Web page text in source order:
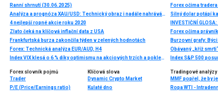
Ranní shrnutí (30.06.2025)
Analýza a prognóza XAU/USD: Technický obraz i nadále nahrává medvědům
4 nejlepší ropné akcie roku 2020
Zlato čeká na klíčová inflační data z USA
Frankfurtská burza zakončila týden v zelených hodnotách
Forex: Technická analýza EUR/AUD, H4
Index VIX klesá o 6 % díky optimismu na akciových trzích a poklesu cen ropy 📉
Forex očima tradera
Silný dolar potápí
Forex očima
Burzovní grafy:
Obávaný „kříž
Index S&P 500
Forex slovník pojmů
Trader
P/E (Price/Earnings ratio)
Klíčová slova
Dynamic Crypto Market
Kulaté dno
Tradingové analýzy
MMF popřel, že by
Ropa WTI -